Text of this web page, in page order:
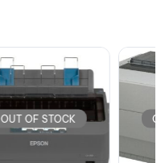
OUT OF STOCK